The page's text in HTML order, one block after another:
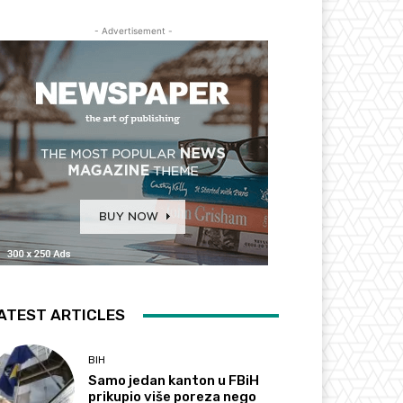
- Advertisement -
ARTICLES
BIH
Samo jedan kanton u FBiH
prikupio više poreza nego